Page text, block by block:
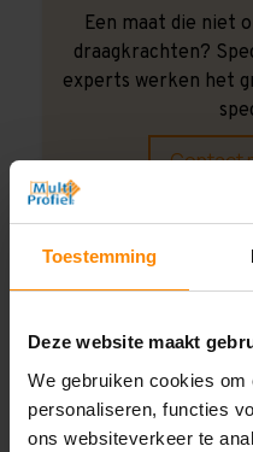
Toestemming
Deze website maakt
We gebruiken cookies
personaliseren, functies
ons websiteverkeer te
Een maat die niet
draagkrachten?
experts werken het
Contact
Montage